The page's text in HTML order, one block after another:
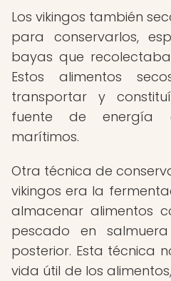
Los vikingos también
para conservarlos,
bayas que
Estos alimentos
transportar y
fuente de energía
marítimos.
Otra técnica de
vikingos era la
almacenar alimentos
pescado en
posterior. Esta técnica
vida útil de los